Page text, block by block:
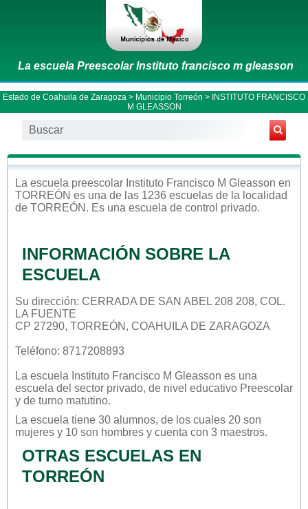
La escuela Preescolar Instituto francisco m gleasson
Estado de Coahuila de Zaragoza > Municipio Torreón > INSTITUTO FRANCISCO
M GLEASSON
La escuela preescolar Instituto Francisco M Gleasson en
TORREÓN es una de las 1236 escuelas de la localidad
de TORREÓN . Es una escuela de control privado.
INFORMACIÓN SOBRE LA
ESCUELA
Su dirección: CERRADA DE SAN ABEL 208 208, COL.
LA FUENTE
CP 27290, TORREÓN, COAHUILA DE ZARAGOZA
Teléfono: 8717208893
La escuela Instituto Francisco M Gleasson es una
escuela del sector privado, de nivel educativo Preescolar
y de turno matutino.
La escuela tiene 30 alumnos, de los cuales 20 son
mujeres y 10 son hombres y cuenta con 3 maestros.
OTRAS ESCUELAS EN
TORREÓN